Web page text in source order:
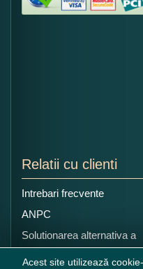
Relatii cu clienti
Intrebari frecvente
ANPC
Solutionarea alternativa a
litigiilor
Acest site utilizează